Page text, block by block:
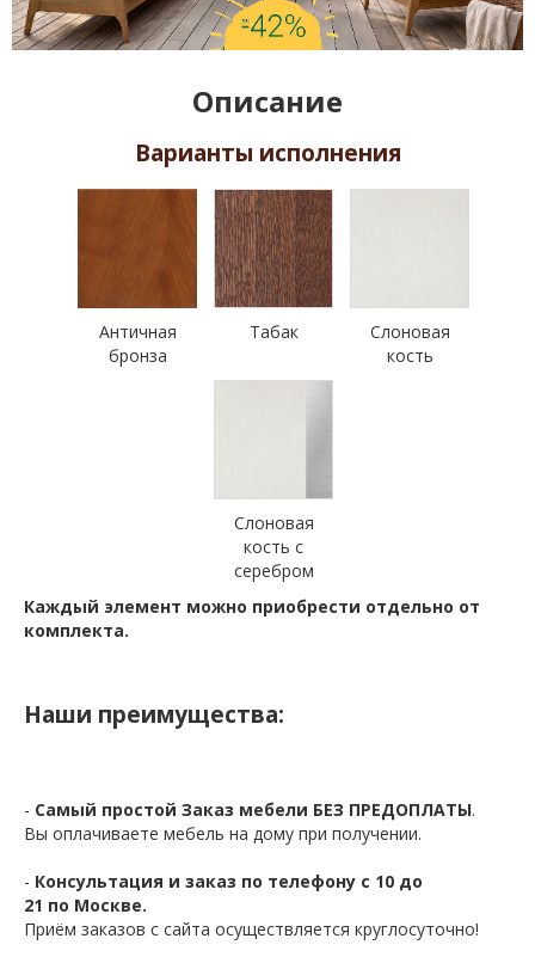
Описание
Варианты исполнения
Античная
бронза
Табак
Слоновая
кость
Слоновая
кость с
серебром
Каждый элемент можно приобрести отдельно от
комплекта.
Наши преимущества:
- Самый простой Заказ мебели БЕЗ ПРЕДОПЛАТЫ.
Вы оплачиваете мебель на дому при получении.
- Консультация и заказ по телефону с 10 до
21 по Москве.
Приём заказов с сайта осуществляется круглосуточно!